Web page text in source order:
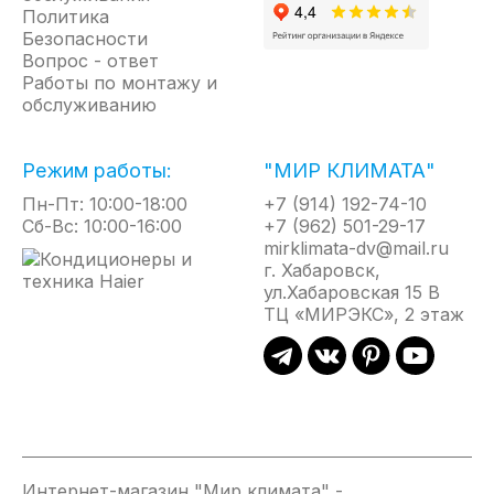
Политика
Безопасности
Вопрос - ответ
Работы по монтажу и
обслуживанию
Режим работы:
Пн-Пт: 10:00-18:00
Сб-Вс: 10:00-16:00
"МИР КЛИМАТА"
+7 (914) 192-74-10
+7 (962) 501-29-17
mirklimata-dv@mail.ru
г. Хабаровск,
ул.Хабаровская 15 В
ТЦ «МИРЭКС», 2 этаж